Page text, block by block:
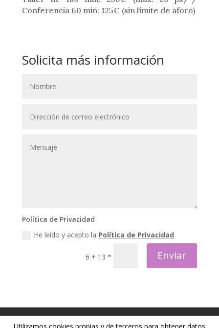
Conferencia 60 min: 125€ (sin límite de aforo)
Solicita más información
Política de Privacidad
He leído y acepto la Política de Privacidad
6 + 13 = Enviar